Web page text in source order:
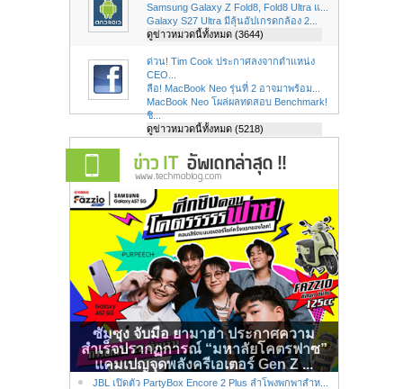
Samsung Galaxy Z Fold8, Fold8 Ultra แ...
Galaxy S27 Ultra มีลุ้นอัปเกรดกล้อง 2...
ดูข่าวหมวดนี้ทั้งหมด (3644)
ด่วน! Tim Cook ประกาศลงจากตำแหน่ง
CEO...
ลือ! MacBook Neo รุ่นที่ 2 อาจมาพร้อม...
MacBook Neo โผล่ผลทดสอบ Benchmark!
ชิ...
ดูข่าวหมวดนี้ทั้งหมด (5218)
ซัมซุง จับมือ ยามาฮ่า ประกาศความ
สำเร็จปรากฏการณ์ “มหาลัยโคตรฟาซ”
แคมเปญจุดพลังครีเอเตอร์ Gen Z ...
JBL เปิดตัว PartyBox Encore 2 Plus ลำโพงพกพาสำห...